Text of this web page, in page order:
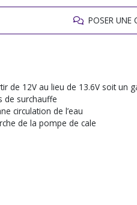
POSER UNE
de 12V au lieu de 13.6V soit un
de surchauffe
circulation de l’eau
de la pompe de cale